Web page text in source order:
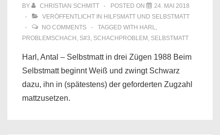
BY CHRISTIAN SCHMITT POSTED ON
24. MAI 2018
VERÖFFENTLICHT IN HILFSMATT UND SELBSTMATT
NO COMMENTS
TAGGED WITH HARL,
PROBLEMSCHACH , S#3, SCHACHPROBLEM , SELBSTMATT
Harl, Antal – Selbstmatt in drei Zügen 1988 Beim
Selbstmatt beginnt Weiß und zwingt Schwarz
dazu, ihn in (spätestens) der geforderten Zugzahl
mattzusetzen.